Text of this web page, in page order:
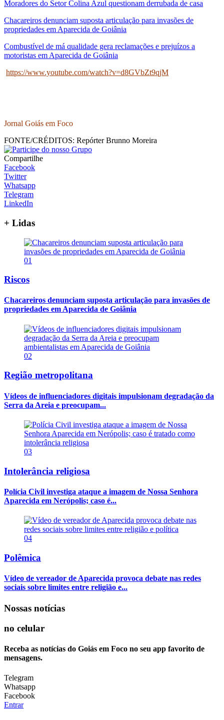
Moradores do Setor Colina Azul questionam derrubada de casa
Chacareiros denunciam suposta articulação para invasões de
propriedades em Aparecida de Goiânia
Combustível de má qualidade gera reclamações e prejuízos a
motoristas em Aparecida de Goiânia
https://www.youtube.com/watch?v=d8GVbZt9qjM
Jornal Goiás em Foco
FONTE/CRÉDITOS: Repórter Brunno Moreira
Compartilhe
Facebook
Twitter
Whatsapp
Telegram
LinkedIn
+ Lidas
01
Riscos
Chacareiros denunciam suposta articulação para invasões de
propriedades em Aparecida de Goiânia
02
Região metropolitana
Vídeos de influenciadores digitais impulsionam degradação da
Serra da Areia e preocupam...
03
Intolerância religiosa
Polícia Civil investiga ataque a imagem de Nossa Senhora
Aparecida em Nerópolis; caso é...
04
Polêmica
Vídeo de vereador de Aparecida provoca debate nas redes
sociais sobre limites entre religião e...
Nossas notícias
no celular
Receba as notícias do Goiás em Foco no seu app favorito de
mensagens.
Telegram
Whatsapp
Facebook
Entrar